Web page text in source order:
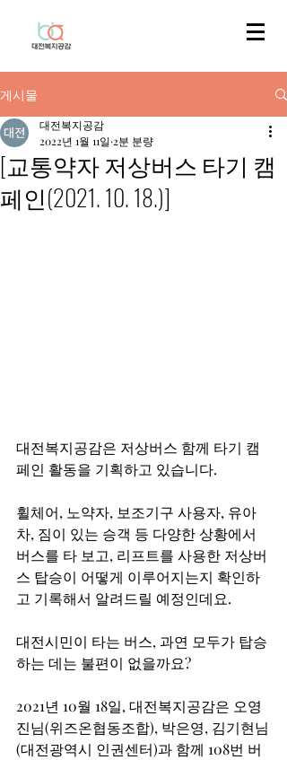
게시물
[교통약자 저상버스 타기 캠
페인(2021. 10. 18.)]
대전복지공감
2022년 1월 11일 2분 분량
대전복지공감은 저상버스 함께 타기 캠
페인 활동을 기획하고 있습니다.
휠체어, 노약자, 보조기구 사용자, 유아
차, 짐이 있는 승객 등 다양한 상황에서
버스를 타 보고, 리프트를 사용한 저상버
스 탑승이 어떻게 이루어지는지 확인하
고 기록해서 알려드릴 예정인데요.
대전시민이 타는 버스, 과연 모두가 탑승
하는 데는 불편이 없을까요?
2021년 10월 18일, 대전복지공감은 오영
진님(위즈온협동조합), 박은영, 김기현님
(대전광역시 인권센터)과 함께 108번 버